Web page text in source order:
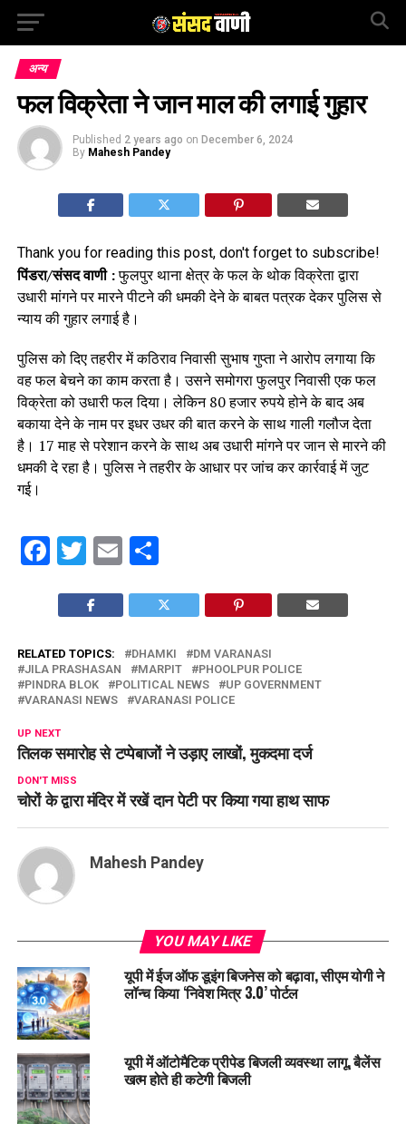
अन्य
फल विक्रेता ने जान माल की लगाई गुहार
Published 2 years ago on December 6, 2024
By Mahesh Pandey
Thank you for reading this post, don't forget to subscribe!
पिंडरा/संसद वाणी :फुलपुर थाना क्षेत्र के फल के थोक विक्रेता द्वारा
उधारी मांगने पर मारने पीटने की धमकी देने के बाबत पत्रक देकर पुलिस से
न्याय की गुहार लगाई है।
पुलिस को दिए तहरीर में कठिराव निवासी सुभाष गुप्ता ने आरोप लगाया कि
वह फल बेचने का काम करता है। उसने समोगरा फुलपुर निवासी एक फल
विक्रेता को उधारी फल दिया। लेकिन 80 हजार रुपये होने के बाद अब
बकाया देने के नाम पर इधर उधर की बात करने के साथ गाली गलौज देता
है। 17 माह से परेशान करने के साथ अब उधारी मांगने पर जान से मारने की
धमकी दे रहा है। पुलिस ने तहरीर के आधार पर जांच कर कार्रवाई में जुट
गई।
Facebook
Twitter
EmailShare
RELATED TOPICS: DHAMKI
DM VARANASI
JILA PRASHASAN
MARPIT
PHOOLPUR POLICE
PINDRA BLOK
POLITICAL NEWS
UP GOVERNMENT
VARANASI NEWS
VARANASI POLICE
UP NEXT
तिलक समारोह से टप्पेबाजों ने उड़ाए लाखों, मुकदमा दर्ज
DON'T MISS
चोरों के द्वारा मंदिर में रखें दान पेटी पर किया गया हाथ साफ
Mahesh Pandey
YOU MAY LIKE
यूपी में ईज ऑफ डूइंग बिजनेस को बढ़ावा, सीएम योगी ने
लॉन्च किया ‘निवेश मित्र 3.0’ पोर्टल
यूपी में ऑटोमैटिक प्रीपेड बिजली व्यवस्था लागू, बैलेंस
खत्म होते ही कटेगी बिजली